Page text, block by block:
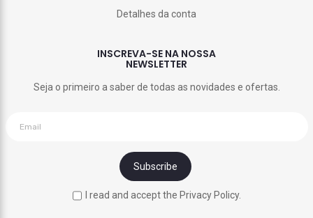
Detalhes da conta
INSCREVA-SE NA NOSSA
NEWSLETTER
Seja o primeiro a saber de todas as novidades e ofertas.
I read and accept the Privacy Policy.